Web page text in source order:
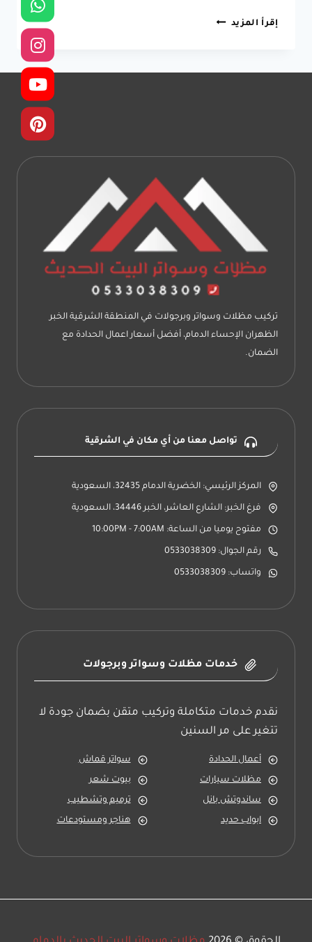
إقرأ المزيد دهانات
الشرقية
الدمام
تركيب مظلات وسواتر وبرجولات في المنطقة الشرقية الخبر
الظهران الإحساء الدمام، أفضل أسعار اعمال الحدادة مع
الضمان.
تواصل معنا من أي مكان في الشرقية
المركز الرئيسي: الخضرية الدمام 32435، السعودية
فرغ الخبر: الشارع العاشر، الخبر 34446، السعودية
مفتوح يوميا من الساعة: 10:00PM - 7:00AM
رقم الجوال: 0533038309
واتساب: 0533038309
خدمات مظلات وسواتر وبرجولات
نقدم خدمات متكاملة وتركيب متقن بضمان جودة لا
تتغير على مر السنين
أعمال الحدادة سواتر قماش
مظلات سيارات بيوت شعر
ساندوتش بانل ترميم وتشطيب
ابواب حديد هناجر ومستودعات